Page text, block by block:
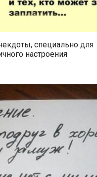
специально для
настроения